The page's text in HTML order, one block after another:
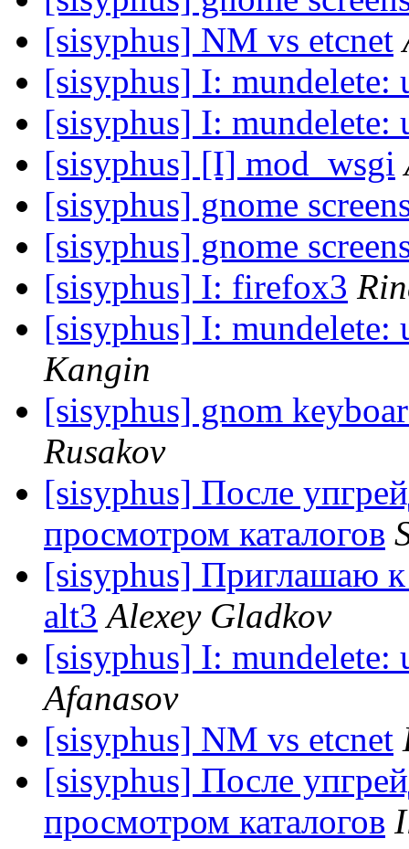
[sisyphus] NM vs etcnet
[sisyphus] I: mundelete:
[sisyphus] I: mundelete:
[sisyphus] [I] mod_wsgi
[sisyphus] gnome
[sisyphus] gnome
[sisyphus] I: firefox3
[sisyphus] I: mundelete:
Kangin
[sisyphus] gnom
Rusakov
[sisyphus] После
просмотром каталогов
[sisyphus] Приглашаю
alt3 Alexey Gladkov
[sisyphus] I: mundelete:
Afanasov
[sisyphus] NM vs etcnet
[sisyphus] После
просмотром каталогов